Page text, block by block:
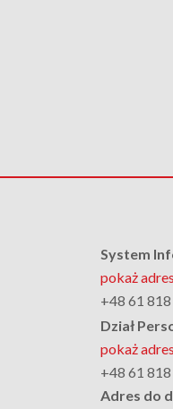
System
pokaż
+48 61
Dział
pokaż
+48 61
Adres do